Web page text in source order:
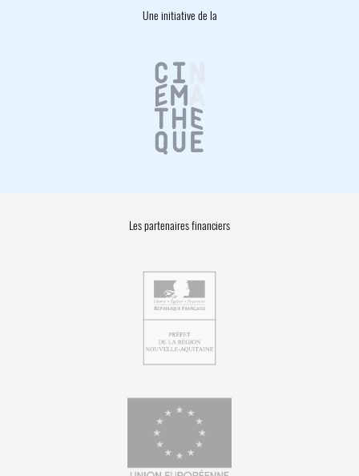
Une initiative de la
Les partenaires financiers